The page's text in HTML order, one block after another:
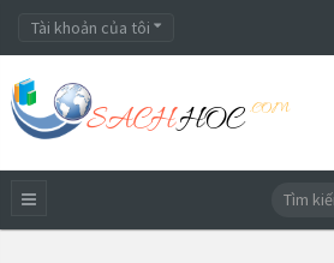
Tài khoản của tôi